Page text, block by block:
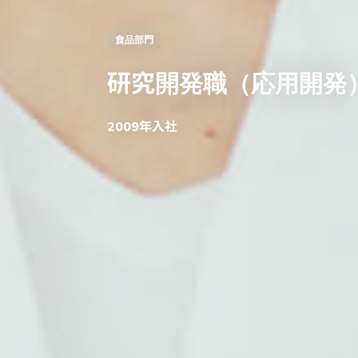
食品部門
研究開発職（応用開発
2009年入社